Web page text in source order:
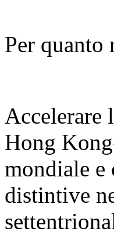
Per
Accelerare
Hong
mondiale
distintive